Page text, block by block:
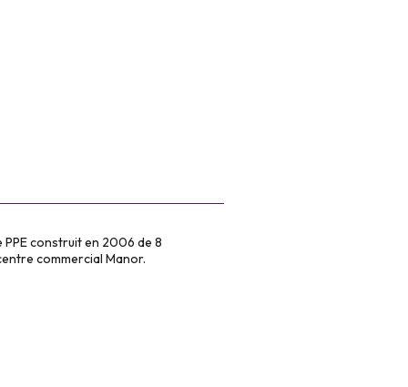
PPE construit en 2006 de 8
commercial Manor.